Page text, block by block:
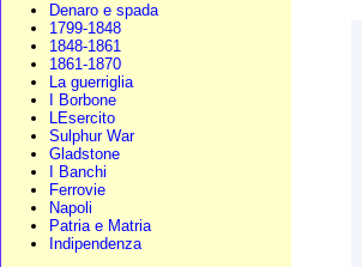
Denaro e spada
1799-1848
1848-1861
1861-1870
La guerriglia
I Borbone
LEsercito
Sulphur War
Gladstone
I Banchi
Ferrovie
Napoli
Patria e Matria
Indipendenza